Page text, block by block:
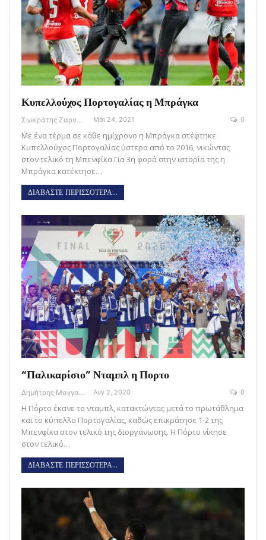
Κυπελλούχος Πορτογαλίας η Μπράγκα
Σωκράτης Ζαρναβέλης Μάι 24, 2021 0
Με ένα τέρμα σε κάθε ημίχρονο η Μπράγκα στέφτηκε
Κυπελλούχος Πορτογαλίας ύστερα από το 2016, νικώντας
στον τελικό τη Μπενφίκα Για 3η φορά στην ιστορία της η
Μπράγκα κατέκτησε…
ΔΙΑΒΑΣΤΕ ΠΕΡΙΣΣΟΤΕΡΑ...
“Παλικαρίσιο” Νταμπλ η Πορτο
Δημήτρης Μαγγανάρης Αυγ 2, 2020 0
Η Πόρτο έκανε το νταμπλ, κατακτώντας μετά το πρωτάθλημα
και το κύπελλο Πορτογαλίας, καθώς επικράτησε 1-2 της
Μπενφίκα στον τελικό της διοργάνωσης. Η Πόρτο νίκησε
στον τελικό…
ΔΙΑΒΑΣΤΕ ΠΕΡΙΣΣΟΤΕΡΑ...